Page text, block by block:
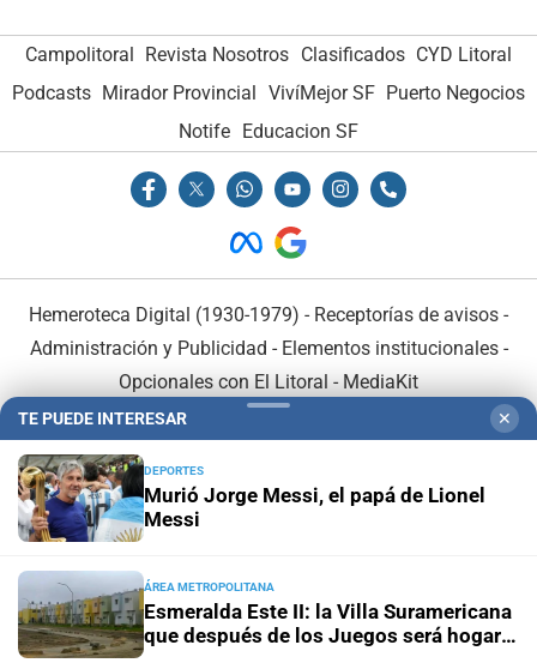
Campolitoral Revista Nosotros Clasificados CYD Litoral
Podcasts Mirador Provincial VivíMejor SF Puerto Negocios
Notife Educacion SF
Hemeroteca Digital (1930-1979) - Receptorías de avisos -
Administración y Publicidad - Elementos institucionales-
Opcionales con El Litoral - MediaKit
En Asociación con:
TE PUEDE INTERESAR ✕
DEPORTES
Murió Jorge Messi, el papá de Lionel
Messi
ÁREA METROPOLITANA
Esmeralda Este II: la Villa Suramericana
que después de los Juegos será hogar